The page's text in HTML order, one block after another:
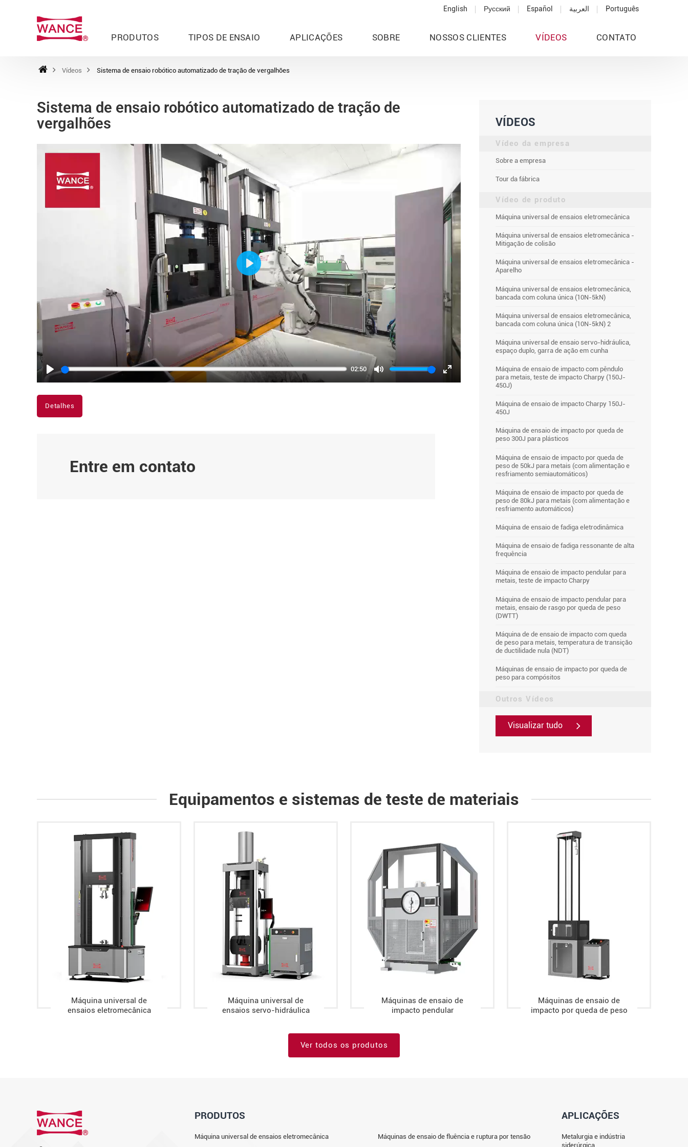
English Русский Español العربية Português
PRODUTOS TIPOS DE ENSAIO APLICAÇÕES SOBRE NOSSOS CLIENTES VÍDEOS CONTATO
Vídeos Sistema de ensaio robótico automatizado de tração de vergalhões
Sistema de ensaio robótico automatizado de tração de
vergalhões
02:50
Play
Detalhes
Entre em contato
VÍDEOS
Vídeo da empresa
Sobre a empresa
Tour da fábrica
Vídeo de produto
Máquina universal de ensaios eletromecânica
Máquina universal de ensaios eletromecânica -
Mitigação de colisão
Máquina universal de ensaios eletromecânica -
Aparelho
Máquina universal de ensaios eletromecânica,
bancada com coluna única (10N-5kN)
Máquina universal de ensaios eletromecânica,
bancada com coluna única (10N-5kN) 2
Máquina universal de ensaio servo-hidráulica,
espaço duplo, garra de ação em cunha
Máquina de ensaio de impacto com pêndulo
para metais, teste de impacto Charpy (150J-
450J)
Máquina de ensaio de impacto Charpy 150J-
450J
Máquina de ensaio de impacto por queda de
peso 300J para plásticos
Máquina de ensaio de impacto por queda de
peso de 50kJ para metais (com alimentação e
resfriamento semiautomáticos)
Máquina de ensaio de impacto por queda de
peso de 80kJ para metais (com alimentação e
resfriamento automáticos)
Máquina de ensaio de fadiga eletrodinâmica
Máquina de ensaio de fadiga ressonante de alta
frequência
Máquina de ensaio de impacto pendular para
metais, teste de impacto Charpy
Máquina de ensaio de impacto pendular para
metais, ensaio de rasgo por queda de peso
(DWTT)
Máquina de de ensaio de impacto com queda
de peso para metais, temperatura de transição
de ductilidade nula (NDT)
Máquinas de ensaio de impacto por queda de
peso para compósitos
Outros Vídeos
Visualizar tudo
Equipamentos e sistemas de teste de materiais
Máquina universal de
ensaios eletromecânica
Máquina universal de
ensaios servo-hidráulica
Máquinas de ensaio de
impacto pendular
Máquinas de ensaio de
impacto por queda de peso
Ver todos os produtos
PRODUTOS
Máquina universal de ensaios eletromecânica Máquinas de ensaio de fluência e ruptura por tensão
APLICAÇÕES
Metalurgia e indústria
siderúrgica